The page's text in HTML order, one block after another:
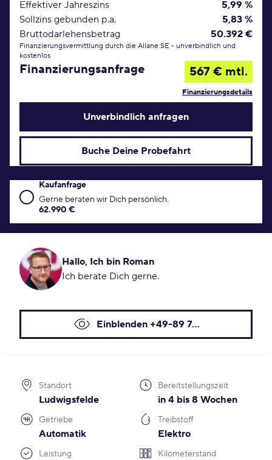
Effektiver Jahreszins
5,99 %
Sollzins gebunden p.a.
5,83 %
Bruttodarlehensbetrag
50.392 €
Finanzierungsvermittlung durch die Allane SE - unverbindlich und
kostenlos
Finanzierungsanfrage 567 € mtl.
Finanzierungsdetails
Unverbindlich anfragen
Buche Deine Probefahrt
Kaufanfrage Konditionen
Kaufanfrage
Gerne beraten wir Dich persönlich.
62.990 €
Hallo, Ich bin Roman
Ich berate Dich gerne.
Einblenden +49-89 7...
Standort
Ludwigsfelde
Bereitstellungszeit
in 4 bis 8 Wochen
Getriebe
Automatik
Treibstoff
Elektro
Leistung Kilometerstand